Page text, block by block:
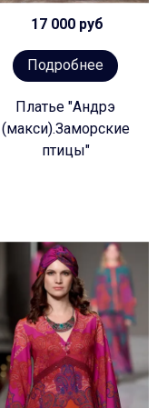
17 000 руб
Подробнее
Платье "Андрэ
(макси).Заморские
птицы"